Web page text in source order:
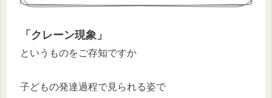
「クレーン現象」
というものをご存知ですか
子どもの発達過程で見られる姿で